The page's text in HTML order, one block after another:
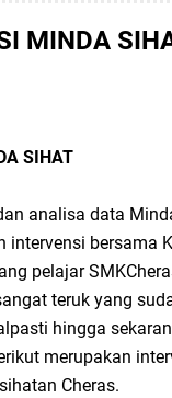
MINDA
SIHAT
analisa data
bersama
pelajar
teruk yang
hingga
merupakan
Cheras.